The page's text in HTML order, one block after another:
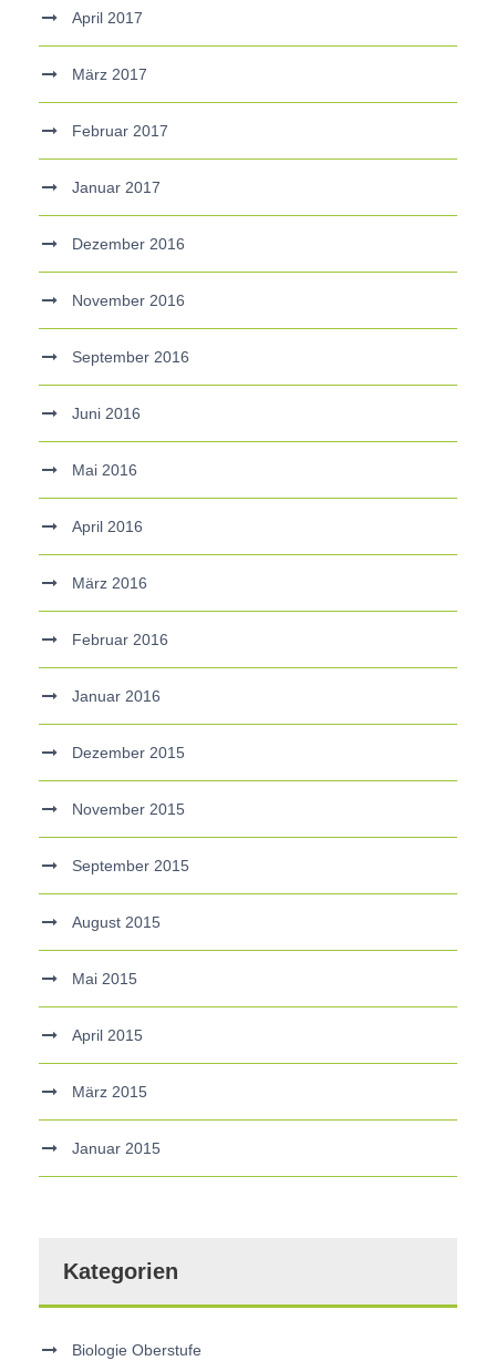
April 2017
März 2017
Februar 2017
Januar 2017
Dezember 2016
November 2016
September 2016
Juni 2016
Mai 2016
April 2016
März 2016
Februar 2016
Januar 2016
Dezember 2015
November 2015
September 2015
August 2015
Mai 2015
April 2015
März 2015
Januar 2015
Kategorien
Biologie Oberstufe